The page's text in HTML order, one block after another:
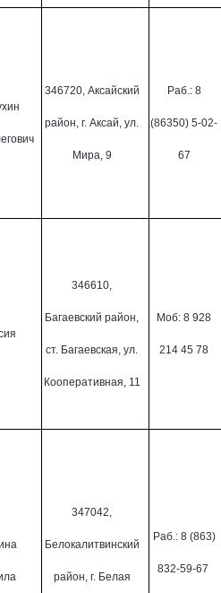
346720, Аксайский
район, г. Аксай, ул.
Мира, 9
Раб.: 8
(86350) 5-02-
67
346610,
Багаевский район,
ст. Багаевская, ул.
Кооперативная, 11
Моб: 8 928
214 45 78
347042,
Белокалитвинский
район, г. Белая
Раб.: 8 (863)
832-59-67